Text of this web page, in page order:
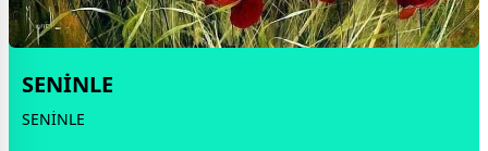
SENİNLE
SENİNLE